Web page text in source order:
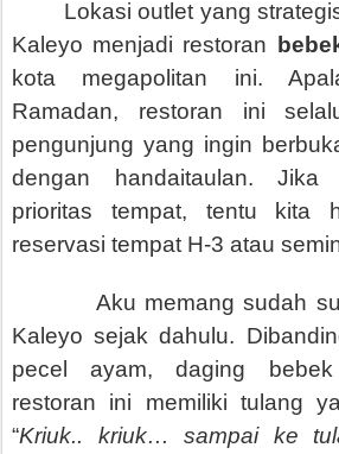
Lokasi outlet yang
Kaleyo menjadi restoran
kota megapolitan ini.
Ramadan, restoran ini
pengunjung yang ingin
dengan handaitaulan. Jika
prioritas tempat, tentu kita
reservasi tempat H-3 atau
Aku memang sudah
Kaleyo sejak dahulu.
pecel ayam, daging
restoran ini memiliki tulang
“Kriuk.. kriuk… sampai ke